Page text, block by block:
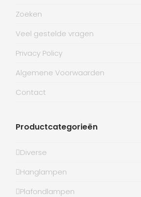
Zoeken
Veel gestelde vragen
Privacy Policy
Algemene Voorwaarden
Contact
Productcategorieën
Diverse
Hanglampen
Plafondlampen